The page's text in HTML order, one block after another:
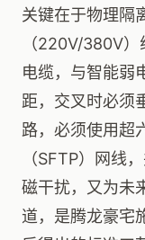
关键在于物理隔
（220V/380V
电缆，与智能弱
距，交叉时必须
路，必须使用超
（SFTP）网线
磁干扰，又为未
道，是腾龙豪宅